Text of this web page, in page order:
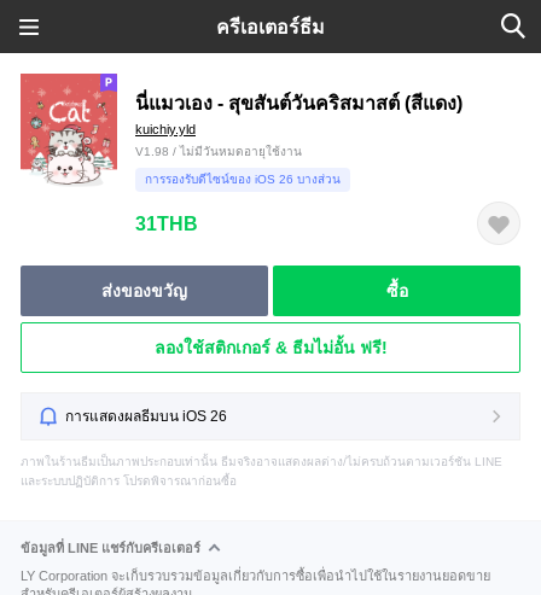
ครีเอเตอร์ธีม
นี่แมวเอง - สุขสันต์วันคริสมาสต์ (สีแดง)
kuichiy.yld
V1.98 / ไม่มีวันหมดอายุใช้งาน
การรองรับดีไซน์ของ iOS 26 บางส่วน
31THB
ส่งของขวัญ ซื้อ
ลองใช้สติกเกอร์ & ธีมไม่อั้น ฟรี!
การแสดงผลธีมบน iOS 26
ภาพในร้านธีมเป็นภาพประกอบเท่านั้น ธีมจริงอาจแสดงผลต่าง/ไม่ครบถ้วนตามเวอร์ชัน LINE
และระบบปฏิบัติการ โปรดพิจารณาก่อนซื้อ
ข้อมูลที่ LINE แชร์กับครีเอเตอร์
LY Corporation จะเก็บรวบรวมข้อมูลเกี่ยวกับการซื้อเพื่อนำไปใช้ในรายงานยอดขาย